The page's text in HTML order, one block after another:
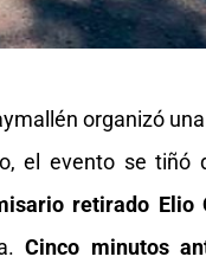
organizó
el evento se tiñó
retirado Elio
Cinco minutos